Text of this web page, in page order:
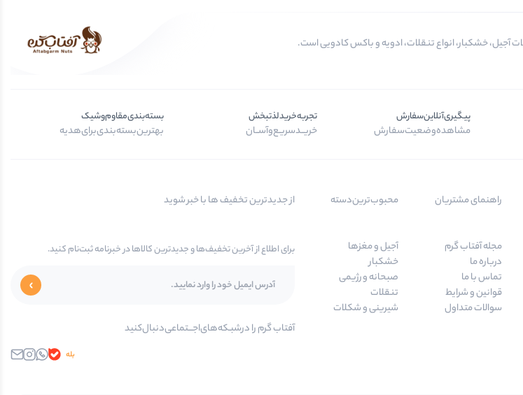
پیگیری‌آنلاین‌سفارش
مشاهده‌وضعیت‌سفارش
تجربه‌خرید‌لذتبخش
خریــد‌سریـع‌و‌آســان
بسته‌بندی‌مقاوم‌وشیک
بهترین‌بسته‌بندی‌برای‌هدیه
راهنمای مشتریان
مجله آفتاب گرم
درباره ما
تماس با ما
قوانین و شرایط
سوالات متداول
محبوب‌ترین‌دسته‌
آجیل و مغزها
خشکبار
صبحانه و رژیمی
تنقلات
شیرینی و شکلات
از جدیدترین تخفیف ها با خبر شوید
برای اطلاع از آخرین تخفیف‌ها و جدیدترین کالاها در خبرنامه ثبت‌نام کنید.
آفتاب گرم را در‌‌شبـکه‌های‌اجـــتماعی‌دنبال‌کنید
بلهواتساپ
اینستاگرامایمیل